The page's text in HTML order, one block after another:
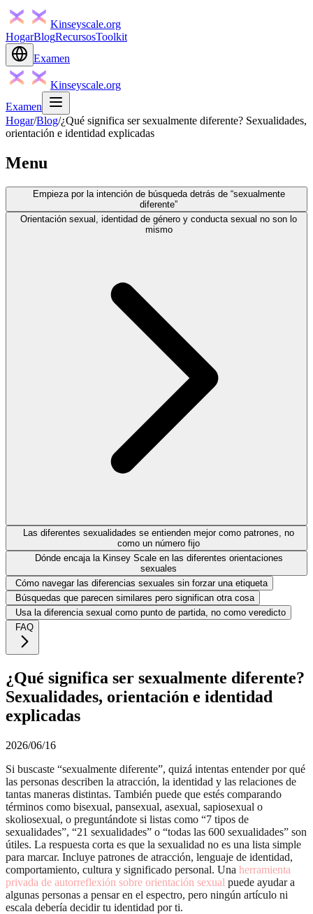
Kinseyscale.org
HogarBlogRecursosToolkit
Examen
Kinseyscale.org
Examen
Hogar/Blog/¿Qué significa ser sexualmente diferente? Sexualidades,
orientación e identidad explicadas
Menu
Empieza por la intención de búsqueda detrás de “sexualmente
diferente”
Orientación sexual, identidad de género y conducta sexual no son lo
mismo
Las diferentes sexualidades se entienden mejor como patrones, no
como un número fijo
Dónde encaja la Kinsey Scale en las diferentes orientaciones
sexuales
Cómo navegar las diferencias sexuales sin forzar una etiqueta
Búsquedas que parecen similares pero significan otra cosa
Usa la diferencia sexual como punto de partida, no como veredicto
FAQ
¿Qué significa ser sexualmente diferente?
Sexualidades, orientación e identidad
explicadas
2026/06/16
Si buscaste “sexualmente diferente”, quizá intentas entender por qué
las personas describen la atracción, la identidad y las relaciones de
tantas maneras distintas. También puede que estés comparando
términos como bisexual, pansexual, asexual, sapiosexual o
skoliosexual, o preguntándote si listas como “7 tipos de
sexualidades”, “21 sexualidades” o “todas las 600 sexualidades” son
útiles. La respuesta corta es que la sexualidad no es una lista simple
para marcar. Incluye patrones de atracción, lenguaje de identidad,
comportamiento, cultura y significado personal. Una herramienta
privada de autorreflexión sobre orientación sexual puede ayudar a
algunas personas a pensar en el espectro, pero ningún artículo ni
escala debería decidir tu identidad por ti.